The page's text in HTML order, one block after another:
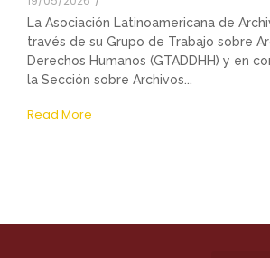
La Asociación Latinoamericana de
través de su Grupo de Trabajo sobre
Derechos Humanos (GTADDHH) y en
la Sección sobre Archivos...
Read More